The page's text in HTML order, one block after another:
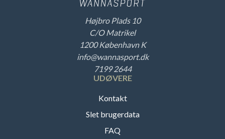
Højbro Plads 10
C/O Matrikel
1200 København K
info@wannasport.dk
7199 2644
UDØVERE
Kontakt
Slet brugerdata
FAQ